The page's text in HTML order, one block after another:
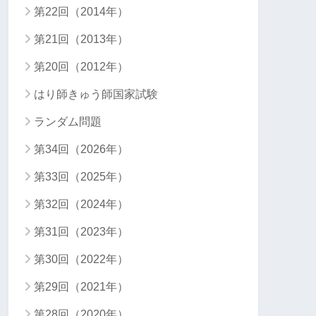
第22回（2014年）
第21回（2013年）
第20回（2012年）
はり師きゅう師国家試験
ランダム問題
第34回（2026年）
第33回（2025年）
第32回（2024年）
第31回（2023年）
第30回（2022年）
第29回（2021年）